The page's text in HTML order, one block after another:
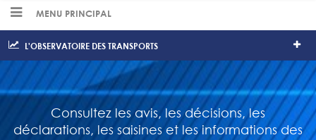
MENU PRINCIPAL
L'OBSERVATOIRE DES TRANSPORTS
Consultez les avis, les décisions, les
déclarations, les saisines et les informations des